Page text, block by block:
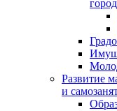
Развитие
и